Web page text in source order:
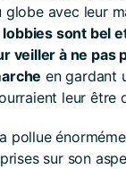
avec leur
lobbies sont bel
veiller à ne pas
en gardant
leur être
pollue
sur son